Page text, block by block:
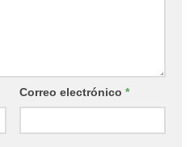
Correo electrónico *